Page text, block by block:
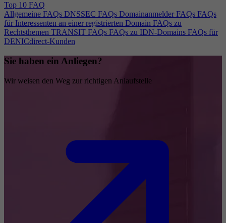
Top 10 FAQ
Allgemeine FAQs DNSSEC FAQs Domainanmelder FAQs FAQs
für Interessenten an einer registrierten Domain FAQs zu
Rechtsthemen TRANSIT FAQs FAQs zu IDN-Domains FAQs für
DENICdirect-Kunden
Sie haben ein Anliegen?
Wir weisen den Weg zur richtigen Anlaufstelle